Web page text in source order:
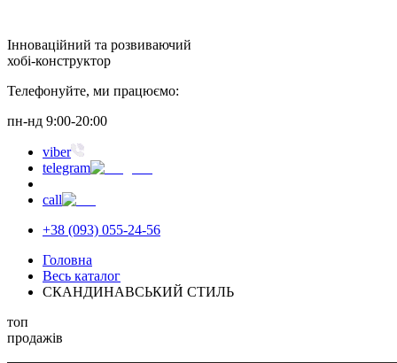
Інноваційний та розвиваючий
хобі-конструктор
Телефонуйте, ми працюємо:
пн-нд 9:00-20:00
viber
telegram
call
+38 (093) 055-24-56
Головна
Весь каталог
СКАНДИНАВСЬКИЙ СТИЛЬ
топ
продажів